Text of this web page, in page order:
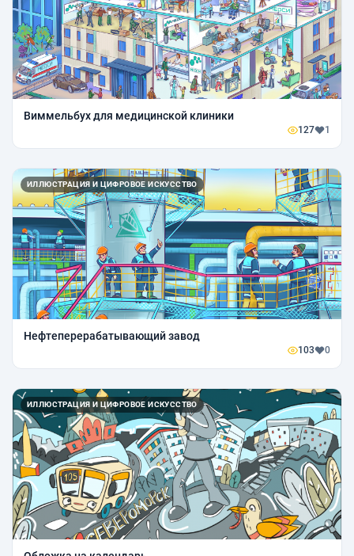
Виммельбух для медицинской клиники
127 1
ИЛЛЮСТРАЦИЯ И ЦИФРОВОЕ ИСКУССТВО
Нефтеперерабатывающий завод
103 0
ИЛЛЮСТРАЦИЯ И ЦИФРОВОЕ ИСКУССТВО